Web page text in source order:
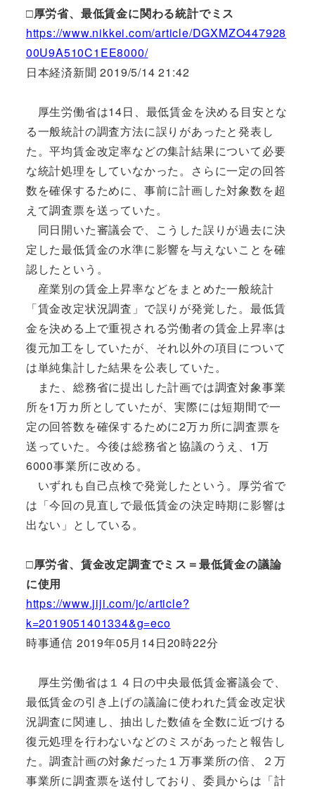
□厚労省、最低賃金に関わる統計でミス
https://www.nikkei.com/article/DGXMZO447928
00U9A510C1EE8000/
日本経済新聞 2019/5/14 21:42
厚生労働省は14日、最低賃金を決める目安とな
る一般統計の調査方法に誤りがあったと発表し
た。平均賃金改定率などの集計結果について必要
な統計処理をしていなかった。さらに一定の回答
数を確保するために、事前に計画した対象数を超
えて調査票を送っていた。
同日開いた審議会で、こうした誤りが過去に決
定した最低賃金の水準に影響を与えないことを確
認したという。
産業別の賃金上昇率などをまとめた一般統計
「賃金改定状況調査」で誤りが発覚した。最低賃
金を決める上で重視される労働者の賃金上昇率は
復元加工をしていたが、それ以外の項目について
は単純集計した結果を公表していた。
また、総務省に提出した計画では調査対象事業
所を1万カ所としていたが、実際には短期間で一
定の回答数を確保するために2万カ所に調査票を
送っていた。今後は総務省と協議のうえ、1万
6000事業所に改める。
いずれも自己点検で発覚したという。厚労省で
は「今回の見直しで最低賃金の決定時期に影響は
出ない」としている。
□厚労省、賃金改定調査でミス＝最低賃金の議論
に使用
https://www.jiji.com/jc/article?
k=2019051401334&g=eco
時事通信 2019年05月14日20時22分
厚生労働省は１４日の中央最低賃金審議会で、
最低賃金の引き上げの議論に使われた賃金改定状
況調査に関連し、抽出した数値を全数に近づける
復元処理を行わないなどのミスがあったと報告し
た。調査計画の対象だった１万事業所の倍、２万
事業所に調査票を送付しており、委員からは「計